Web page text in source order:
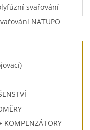
svařování
NATUPO
KOMPENZÁTORY